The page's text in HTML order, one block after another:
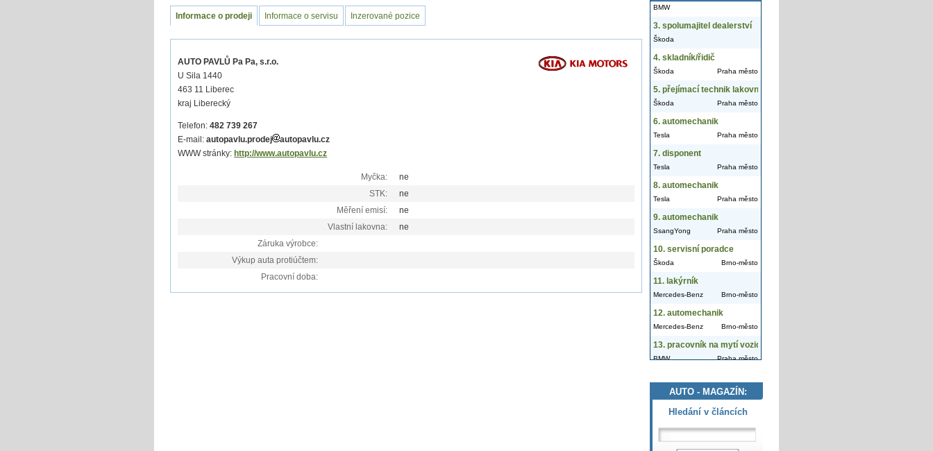
Informace o prodeji Informace o servisu Inzerované pozice
AUTO PAVLŮ Pa Pa, s.r.o.
U Sila 1440
463 11 Liberec
kraj Liberecký
Telefon: 482 739 267
E-mail: autopavlu.prodej
autopavlu.cz
WWW stránky: http://www.autopavlu.cz
Myčka:
ne
STK:
ne
Měření emisí:
ne
Vlastní lakovna:
ne
Záruka výrobce:
Výkup auta protiúčtem:
Pracovní doba:
AUTO - MAGAZÍN:
Hledání v článcích